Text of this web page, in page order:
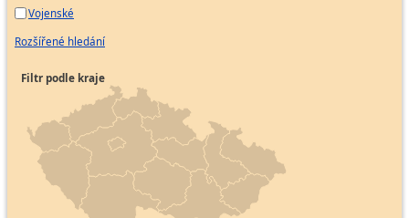
Vojenské
Rozšířené hledání
Filtr podle kraje